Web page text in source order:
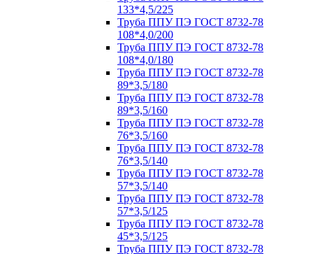
133*4,5/225
Труба ППУ ПЭ ГОСТ 8732-78
108*4,0/200
Труба ППУ ПЭ ГОСТ 8732-78
108*4,0/180
Труба ППУ ПЭ ГОСТ 8732-78
89*3,5/180
Труба ППУ ПЭ ГОСТ 8732-78
89*3,5/160
Труба ППУ ПЭ ГОСТ 8732-78
76*3,5/160
Труба ППУ ПЭ ГОСТ 8732-78
76*3,5/140
Труба ППУ ПЭ ГОСТ 8732-78
57*3,5/140
Труба ППУ ПЭ ГОСТ 8732-78
57*3,5/125
Труба ППУ ПЭ ГОСТ 8732-78
45*3,5/125
Труба ППУ ПЭ ГОСТ 8732-78